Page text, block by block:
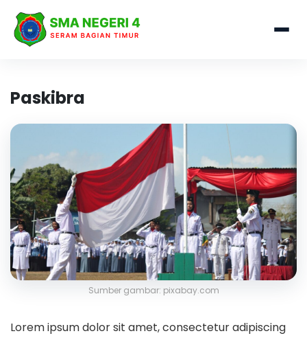
Paskibra
Sumber gambar: pixabay.com
Lorem ipsum dolor sit amet, consectetur adipiscing